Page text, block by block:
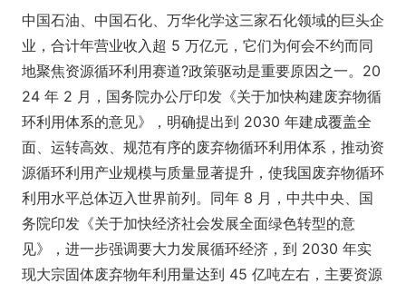
中国石油、中国石化、万华化学这三家石化领域的巨头企
业，合计年营业收入超 5 万亿元，它们为何会不约而同
地聚焦资源循环利用赛道?政策驱动是重要原因之一。20
24 年 2 月，国务院办公厅印发《关于加快构建废弃物循
环利用体系的意见》，明确提出到 2030 年建成覆盖全
面、运转高效、规范有序的废弃物循环利用体系，推动资
源循环利用产业规模与质量显著提升，使我国废弃物循环
利用水平总体迈入世界前列。同年 8 月，中共中央、国
务院印发《关于加快经济社会发展全面绿色转型的意
见》，进一步强调要大力发展循环经济，到 2030 年实
现大宗固体废弃物年利用量达到 45 亿吨左右，主要资源